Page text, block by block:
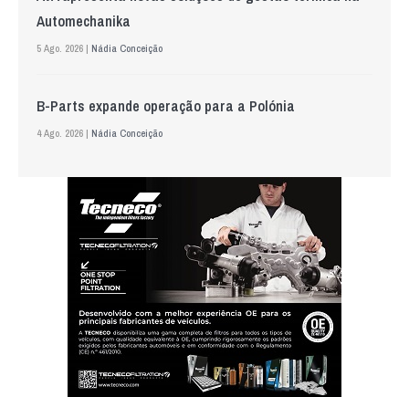
Automechanika
5 Ago. 2026 | Nádia Conceição
B-Parts expande operação para a Polónia
4 Ago. 2026 | Nádia Conceição